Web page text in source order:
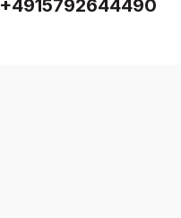
+4915792644490